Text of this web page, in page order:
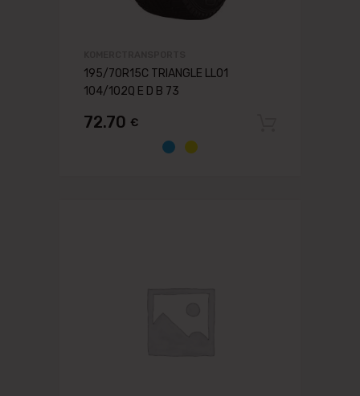
195/70R15C TRIANGLE LL01
104/102Q E D B 73
72.70 €